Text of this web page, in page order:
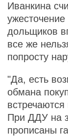
Иванкина
ужесточение
дольщиков
все же
попросту
"Да, есть
обмана
При ДДУ на
прописаны